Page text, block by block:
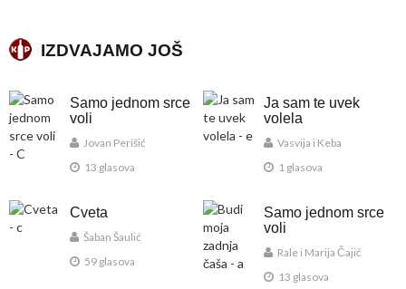
IZDVAJAMO JOŠ
Samo jednom srce
voli
Jovan Perišić
13 glasova
Ja sam te uvek
volela
Vasvija i Keba
1 glasova
Cveta
Šaban Šaulić
59 glasova
Samo jednom srce
voli
Rale i Marija Čajić
13 glasova